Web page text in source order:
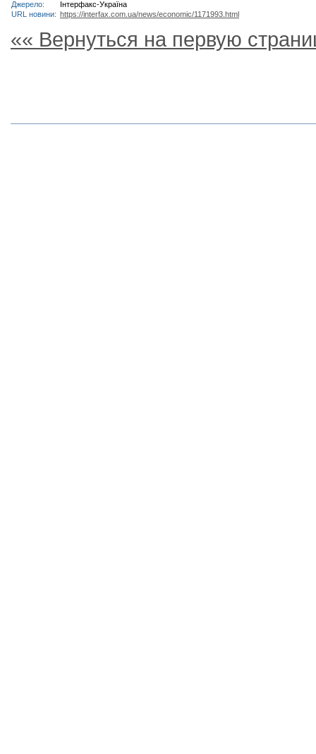
Джерело:
Інтерфакс-Україна
URL новини: https://interfax.com.ua/news/economic/1171993.html
«« Вернуться на первую